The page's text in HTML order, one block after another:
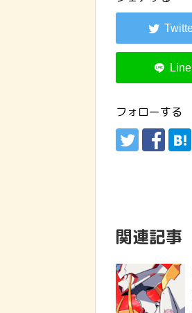
フォローする
関連記事